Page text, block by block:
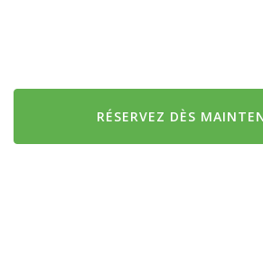
RÉSERVEZ DÈS